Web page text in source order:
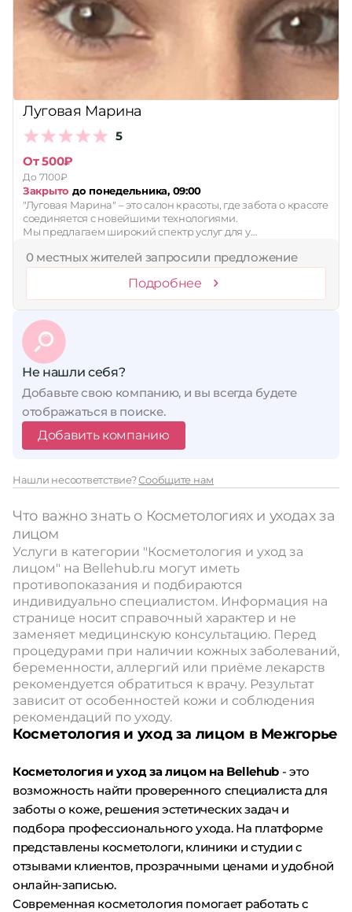
Принимает сертификаты
Применить
Луговая Марина
5
От 500₽
До 7100₽
Закрыто до понедельника, 09:00
"Луговая Марина" – это салон красоты, где забота о красоте
соединяется с новейшими технологиями.
Мы предлагаем широкий спектр услуг для у…
0 местных жителей запросили предложение
Подробнее
Не нашли себя?
Добавьте свою компанию, и вы всегда будете
отображаться в поиске.
Добавить компанию
Нашли несоответствие?Сообщите нам
Что важно знать о Косметологиях и уходах за
лицом
Услуги в категории "Косметология и уход за
лицом" на Bellehub.ru могут иметь
противопоказания и подбираются
индивидуально специалистом. Информация на
странице носит справочный характер и не
заменяет медицинскую консультацию. Перед
процедурами при наличии кожных заболеваний,
беременности, аллергий или приёме лекарств
рекомендуется обратиться к врачу. Результат
зависит от особенностей кожи и соблюдения
рекомендаций по уходу.
Косметология и уход за лицом в Межгорье
Косметология и уход за лицом на Bellehub - это
возможность найти проверенного специалиста для
заботы о коже, решения эстетических задач и
подбора профессионального ухода. На платформе
представлены косметологи, клиники и студии с
отзывами клиентов, прозрачными ценами и удобной
онлайн-записью.
Современная косметология помогает работать с